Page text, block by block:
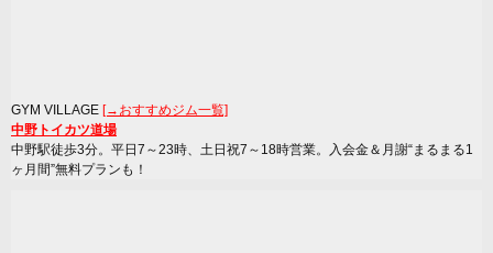
GYM VILLAGE [→おすすめジム一覧]
中野トイカツ道場
中野駅徒歩3分。平日7～23時、土日祝7～18時営業。入会金＆月謝“まるまる1
ヶ月間”無料プランも！